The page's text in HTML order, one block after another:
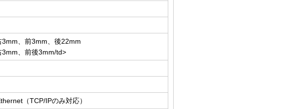
3mm、前3mm、後22mm
3mm、前後3mm/td>
（TCP/IPのみ対応）